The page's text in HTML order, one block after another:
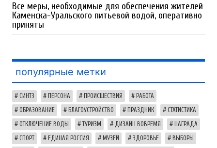
Все меры, необходимые для обеспечения жителей
Каменска-Уральского питьевой водой, оперативно
приняты
популярные метки
СИНТЗ ПЕРСОНА ПРОИСШЕСТВИЯ РАБОТА
ОБРАЗОВАНИЕ БЛАГОУСТРОЙСТВО ПРАЗДНИК СТАТИСТИКА
ОТКЛЮЧЕНИЕ ВОДЫ ТУРИЗМ ДИЗАЙН ВОВРЕМЯ НАГРАДА
СПОРТ ЕДИНАЯ РОССИЯ МУЗЕЙ ЗДОРОВЬЕ ВЫБОРЫ